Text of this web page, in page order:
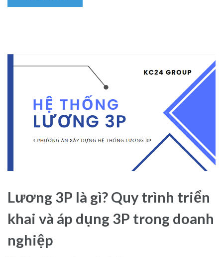
Lương 3P là gì? Quy trình triển
khai và áp dụng 3P trong doanh
nghiệp